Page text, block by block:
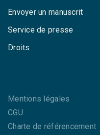
Envoyer un manuscrit
Service de presse
Droits
Mentions légales
CGU
Charte de référencement